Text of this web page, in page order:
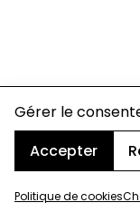
Gérer le
Accepter
Politique de cookies